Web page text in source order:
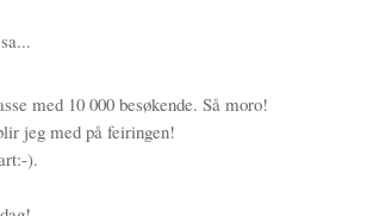
sa...
med 10 000 besøkende. Så moro!
jeg med på feiringen!
).